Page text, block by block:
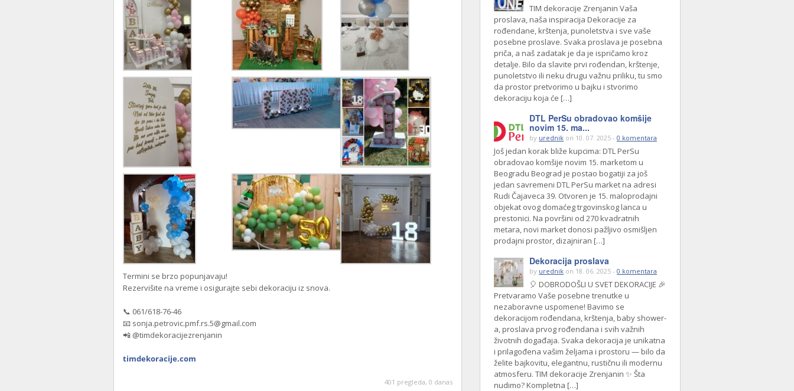
Termini se brzo popunjavaju!
Rezervišite na vreme i osigurajte sebi dekoraciju iz snova.
📞 061/618-76-46
📧 sonja.petrovic.pmf.rs.5@gmail.com
📲 @timdekoracijezrenjanin
timdekoracije.com
401 pregleda, 0 danas
TIM dekoracije Zrenjanin Vaša
proslava, naša inspiracija Dekoracije za
rođendane, krštenja, punoletstva i sve vaše
posebne proslave. Svaka proslava je posebna
priča, a naš zadatak je da je ispričamo kroz
detalje. Bilo da slavite prvi rođendan, krštenje,
punoletstvo ili neku drugu važnu priliku, tu smo
da prostor pretvorimo u bajku i stvorimo
dekoraciju koja će […]
DTL PerSu obradovao komšije
novim 15. ma...
by urednik on 10. 07. 2025 - 0 komentara
Još jedan korak bliže kupcima: DTL PerSu
obradovao komšije novim 15. marketom u
Beogradu Beograd je postao bogatiji za još
jedan savremeni DTL PerSu market na adresi
Rudi Čajaveca 39. Otvoren je 15. maloprodajni
objekat ovog domaćeg trgovinskog lanca u
prestonici. Na površini od 270 kvadratnih
metara, novi market donosi pažljivo osmišljen
prodajni prostor, dizajniran […]
Dekoracija proslava
by urednik on 18. 06. 2025 - 0 komentara
🎈 DOBRODOŠLI U SVET DEKORACIJE 🎉
Pretvaramo Vaše posebne trenutke u
nezaboravne uspomene! Bavimo se
dekoracijom rođendana, krštenja, baby shower-
a, proslava prvog rođendana i svih važnih
životnih događaja. Svaka dekoracija je unikatna
i prilagođena vašim željama i prostoru — bilo da
želite bajkovitu, elegantnu, rustičnu ili modernu
atmosferu. TIM dekoracije Zrenjanin ✨ Šta
nudimo? Kompletna […]